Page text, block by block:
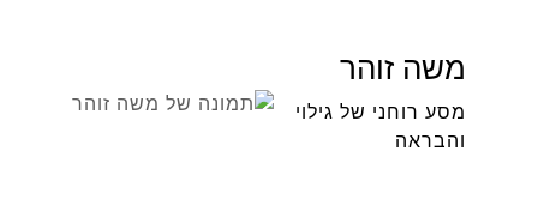
משה זוהר
מסע רוחני של גילוי
והבראה